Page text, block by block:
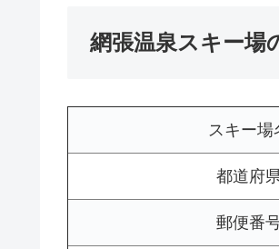
網張温泉スキー場
スキー場
都道府
郵便番